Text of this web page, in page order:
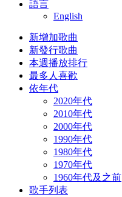
語言
English
新增加歌曲
新發行歌曲
本週播放排行
最多人喜歡
依年代
2020年代
2010年代
2000年代
1990年代
1980年代
1970年代
1960年代及之前
歌手列表